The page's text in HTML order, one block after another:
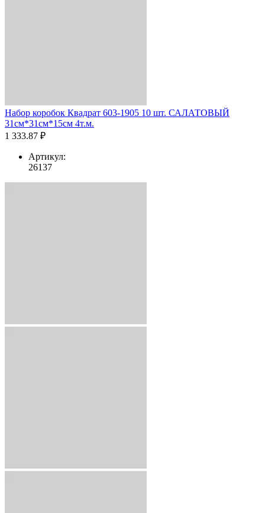
Набор коробок Квадрат 603-1905 10 шт. САЛАТОВЫЙ
31см*31см*15см 4т.м.
1 333.87 ₽
Артикул:
26137